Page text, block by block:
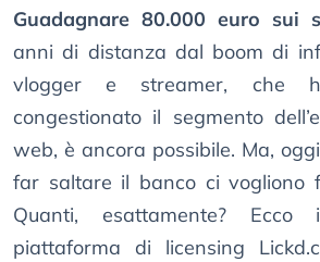
Guadagnare 80.000 euro sui
anni di distanza dal boom di
vlogger e streamer, che
congestionato il segmento
web, è ancora possibile. Ma,
far saltare il banco ci vogliono
Quanti, esattamente?
piattaforma di licensing